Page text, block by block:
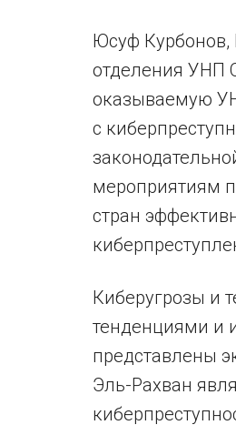
Юсуф
отделения УНП
оказываемую
с
мероприятиям
стран
Киберугрозы и
тенденциями и
представлены
Эль-Рахван